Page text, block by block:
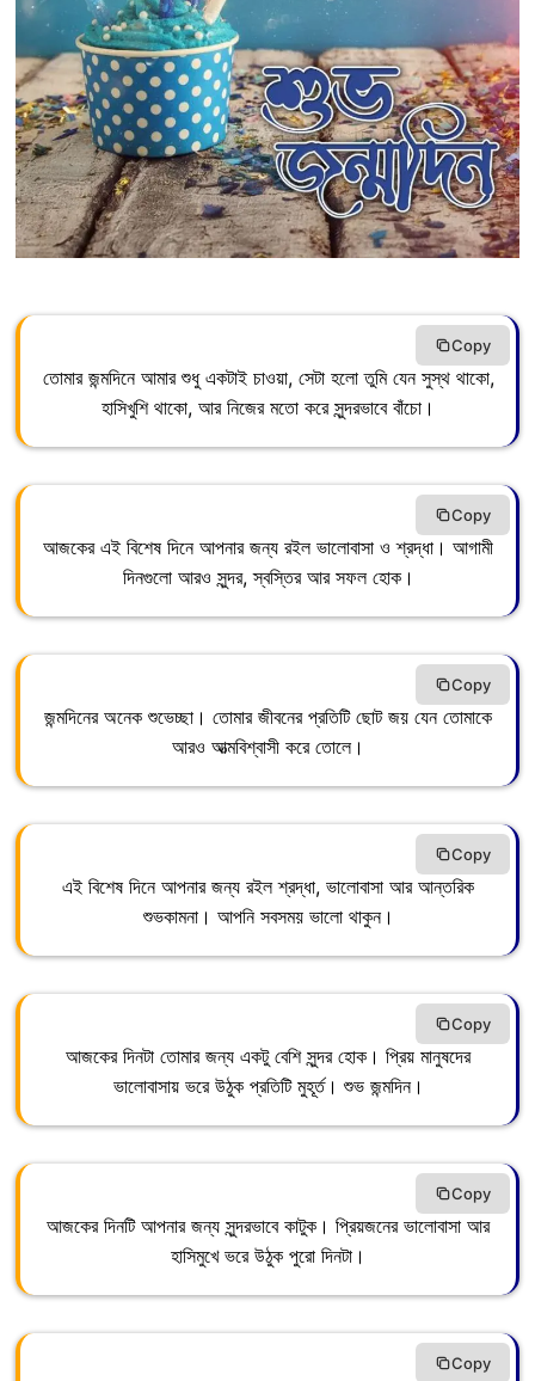
তোমার জন্মদিনে আমার শুধু একটাই চাওয়া, সেটা হলো তুমি যেন সুস্থ থাকো,
হাসিখুশি থাকো, আর নিজের মতো করে সুন্দরভাবে বাঁচো।
Copy
আজকের এই বিশেষ দিনে আপনার জন্য রইল ভালোবাসা ও শ্রদ্ধা। আগামী
দিনগুলো আরও সুন্দর, স্বস্তির আর সফল হোক।
Copy
জন্মদিনের অনেক শুভেচ্ছা। তোমার জীবনের প্রতিটি ছোট জয় যেন তোমাকে
আরও আত্মবিশ্বাসী করে তোলে।
Copy
এই বিশেষ দিনে আপনার জন্য রইল শ্রদ্ধা, ভালোবাসা আর আন্তরিক
শুভকামনা। আপনি সবসময় ভালো থাকুন।
Copy
আজকের দিনটা তোমার জন্য একটু বেশি সুন্দর হোক। প্রিয় মানুষদের
ভালোবাসায় ভরে উঠুক প্রতিটি মুহূর্ত। শুভ জন্মদিন।
Copy
আজকের দিনটি আপনার জন্য সুন্দরভাবে কাটুক। প্রিয়জনের ভালোবাসা আর
হাসিমুখে ভরে উঠুক পুরো দিনটা।
Copy
Copy